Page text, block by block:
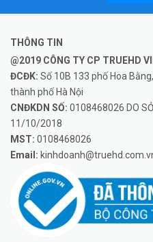
THÔNG TIN
@2019 CÔNG TY CP TRUEHD
ĐCĐK: Số 10B 133 phố Hoa
thành phố Hà Nội
CNĐKDN SỐ: 0108468026 DO
11/10/2018
MST: 0108468026
Email: